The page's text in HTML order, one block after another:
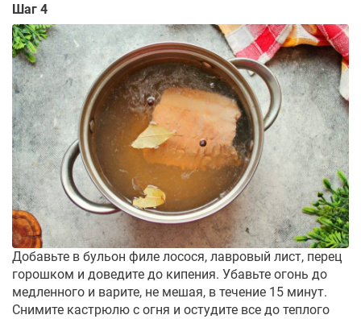
Шаг 4
Добавьте в бульон филе лосося, лавровый лист, перец
горошком и доведите до кипения. Убавьте огонь до
медленного и варите, не мешая, в течение 15 минут.
Снимите кастрюлю с огня и остудите все до теплого